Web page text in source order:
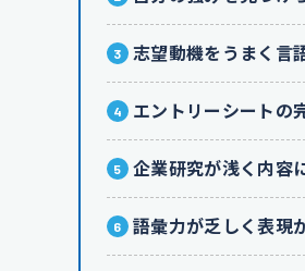
志望動機をうまく言
エントリーシートの
企業研究が浅く内容
語彙力が乏しく表現